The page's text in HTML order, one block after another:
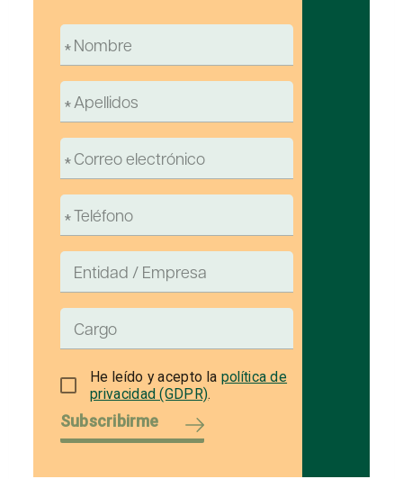
He leído y acepto la política de
privacidad (GDPR).
Subscribirme